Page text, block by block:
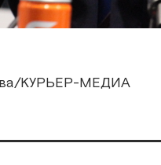
КУРЬЕР-МЕДИА